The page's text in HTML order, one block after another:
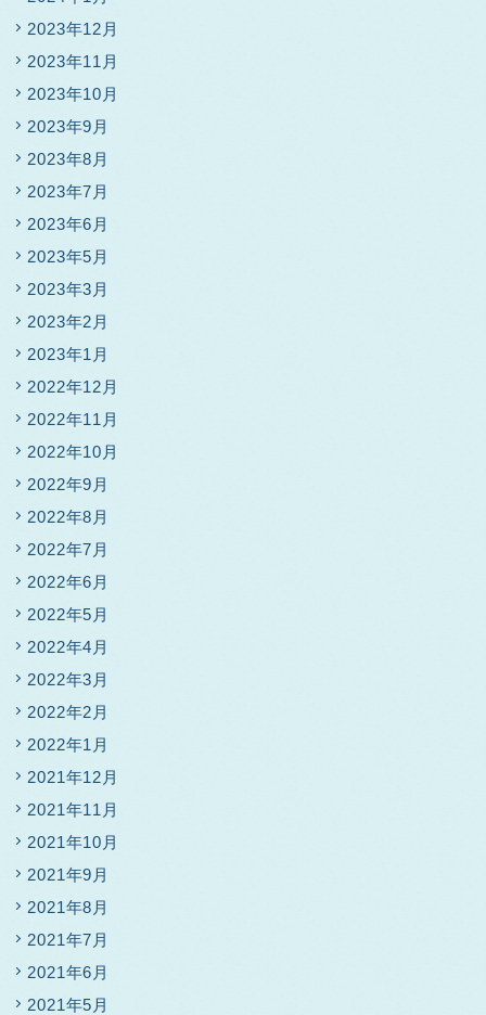
2023年12月
2023年11月
2023年10月
2023年9月
2023年8月
2023年7月
2023年6月
2023年5月
2023年3月
2023年2月
2023年1月
2022年12月
2022年11月
2022年10月
2022年9月
2022年8月
2022年7月
2022年6月
2022年5月
2022年4月
2022年3月
2022年2月
2022年1月
2021年12月
2021年11月
2021年10月
2021年9月
2021年8月
2021年7月
2021年6月
2021年5月